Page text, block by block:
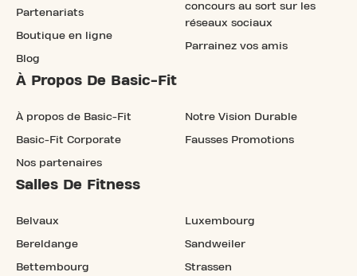
Partenariats
Boutique en ligne
Blog
concours au sort sur les
réseaux sociaux
Parrainez vos amis
À Propos De Basic-Fit
À propos de Basic-Fit
Basic-Fit Corporate
Nos partenaires
Notre Vision Durable
Fausses Promotions
Salles De Fitness
Belvaux
Bereldange
Bettembourg
Luxembourg
Sandweiler
Strassen